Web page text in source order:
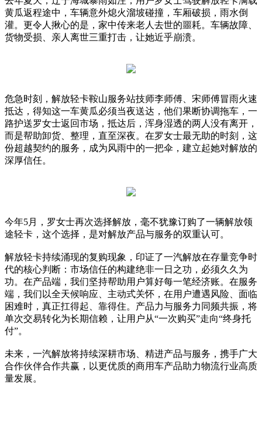
黄瓜返程途中，车辆意外熄火溜坡碰撞，车厢破损，雨水倒
灌。更令人揪心的是，家中传来老人去世的噩耗。车辆故障、
货物受损、亲人离世三重打击，让她近乎崩溃。
危急时刻，解放轻卡鞍山服务站技师李师傅、宋师傅冒雨火速
抵达，得知这一车黄瓜必须当夜送达，他们果断协调拖车，一
路护送罗女士返回市场，抵达后，浑身湿透的两人没有离开，
而是帮助卸货、整理，直至深夜。在罗女士最无助的时刻，这
份超越契约的服务，成为风雨中的一把伞，建立起她对解放的
深厚信任。
今年5月，罗女士再次选择解放，毫不犹豫订购了一辆解放领
途轻卡，这个选择，是对解放产品与服务的双重认可。
解放轻卡持续涌现的复购现象，印证了一汽解放在存量竞争时
代的核心判断：市场信任的构建绝非一日之功，必须久久为
功。在产品端，我们坚持帮助用户算好每一笔经济账。在服务
端，我们以全天候响应、主动式关怀，在用户遭遇风险、面临
困难时，真正扛得起、靠得住。产品力与服务力同频共振，将
单次交易转化为长期信赖，让用户从“一次购买”走向“终身托
付”。
未来，一汽解放将持续深耕市场、精进产品与服务，携手广大
合作伙伴合作共赢，以更优质的商用车产品助力物流行业高质
量发展。